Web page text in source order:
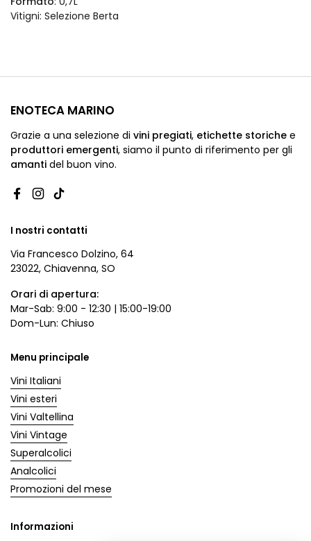
Vitigni: Selezione Berta
ENOTECA MARINO
Grazie a una selezione di vini pregiati, etichette storiche e
produttori emergenti, siamo il punto di riferimento per gli
amanti del buon vino.
Facebook
Instagram
TikTok
I nostri contatti
Via Francesco Dolzino, 64
23022, Chiavenna, SO
Orari di apertura:
Mar-Sab: 9:00 - 12:30 | 15:00-19:00
Dom-Lun: Chiuso
Menu principale
Vini Italiani
Vini esteri
Vini Valtellina
Vini Vintage
Superalcolici
Analcolici
Promozioni del mese
Informazioni